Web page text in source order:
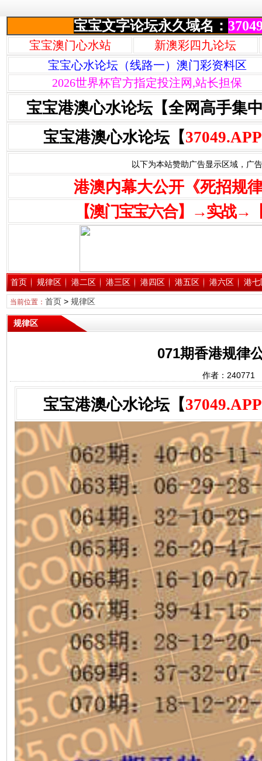
宝宝文字论坛永久域名：
宝宝澳门心水站
新澳彩四九论坛
宝宝心水论坛（线路一）澳门彩资料区
2026世界杯官方指定投注网,站长担保
宝宝港澳心水论坛【全网高手集
宝宝港澳心水论坛【37049.APP
以下为本站赞助广告显示区域，广
港澳内幕大公开《死招规
【澳门宝宝六合】→实战→
首页 规律区 港二区 港三区 港四区 港五区 港六区 港七
当前位置： 首页> 规律区
规律区
071期香港规律
作者：240771
宝宝港澳心水论坛【37049.APP